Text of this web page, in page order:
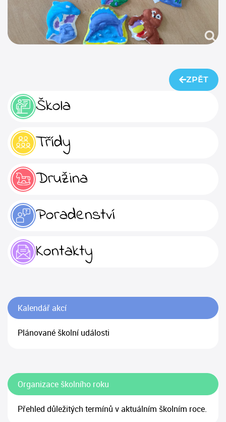
Škola
Třídy
Družina
Poradenství
Kontakty
Kalendář akcí
Plánované školní události
Organizace školního roku
Přehled důležitých termínů v aktuálním školním roce.
ZPĚT